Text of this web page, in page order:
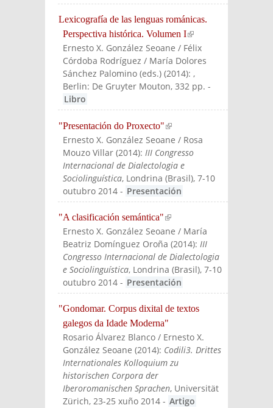
Lexicografía de las lenguas románicas.
Perspectiva histórica. Volumen I(link is
external)
Ernesto X. González Seoane / Félix
Córdoba Rodríguez / María Dolores
Sánchez Palomino (eds.) (2014):,
Berlin: De Gruyter Mouton, 332 pp. -
Libro
"Presentación do Proxecto"(link is external)
Ernesto X. González Seoane / Rosa
Mouzo Villar (2014): III Congresso
Internacional de Dialectologia e
Sociolinguística, Londrina (Brasil), 7-10
outubro 2014 - Presentación
"A clasificación semántica"(link is external)
Ernesto X. González Seoane / María
Beatriz Domínguez Oroña(2014):III
Congresso Internacional de Dialectologia
e Sociolinguística, Londrina (Brasil), 7-10
outubro 2014 - Presentación
"Gondomar. Corpus dixital de textos
galegos da Idade Moderna"
Rosario Álvarez Blanco / Ernesto X.
González Seoane (2014): Codili3. Drittes
Internationales Kolloquium zu
historischen Corpora der
Iberoromanischen Sprachen, Universität
Zürich, 23-25 xuño 2014 - Artigo